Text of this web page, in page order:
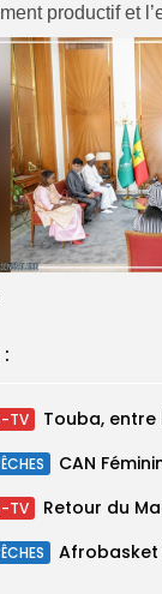
productif et
TV Touba,
TV